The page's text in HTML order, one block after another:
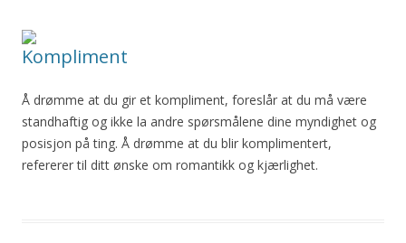
Kompliment
Å drømme at du gir et kompliment, foreslår at du må være
standhaftig og ikke la andre spørsmålene dine myndighet og
posisjon på ting. Å drømme at du blir komplimentert,
refererer til ditt ønske om romantikk og kjærlighet.